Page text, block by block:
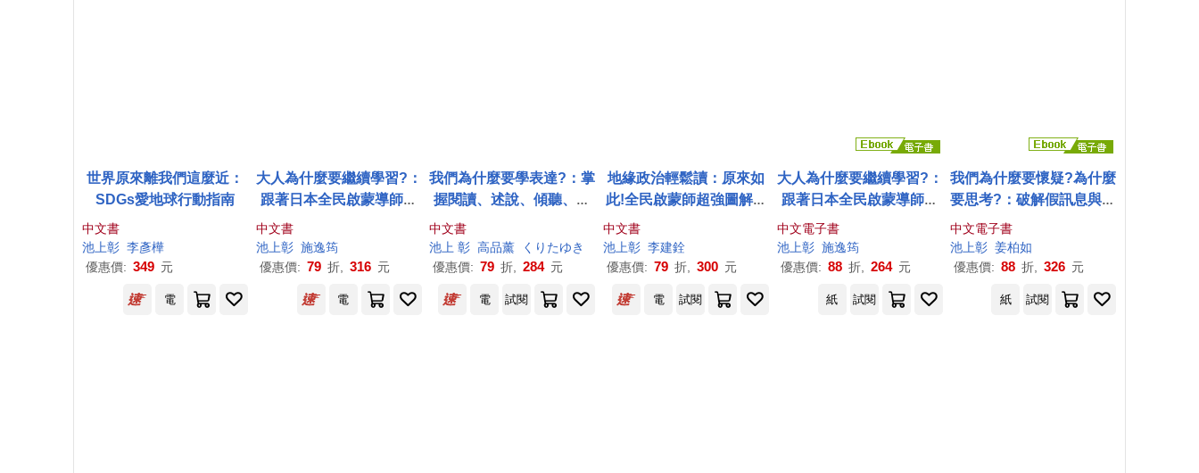
世界原來離我們這麼近：
SDGs愛地球行動指南
中文書
池上彰 李彥樺
優惠價: 349 元
大人為什麼要繼續學習?：
跟著日本全民啟蒙導師池
上 彰， 一起探索「如何為
自己的生命尋找答案」
中文書
池上彰 施逸筠
優惠價: 79 折, 316 元
我們為什麼要學表達?：掌
握閱讀、述說、傾聽、寫
作四大能力，讓你有自
信、受歡迎、打動人心、
更有競爭力(《我們為什麼
作者池上彰最新作)
中文書
池上 彰 高品薰
くりたゆき
優惠價: 79 折, 284 元
地緣政治輕鬆讀：原來如
此!全民啟蒙師超強圖解，
60張秒懂全世界!
中文書
池上彰 李建銓
優惠價: 79 折, 300 元
大人為什麼要繼續學習?：
跟著日本全民啟蒙導師池
上彰，一起探索「如何為
自己的生命尋找答案」 (電
子書)
中文電子書
池上彰 施逸筠
優惠價: 88 折, 264 元
我們為什麼要懷疑?為什麼
要思考?：破解假訊息與網
路陷阱，AI世代必備的媒
體識讀力 (電子書)
中文電子書
池上彰 姜柏如
優惠價: 88 折, 326 元
電 電 電 試閱 電 試閱 紙 試閱 紙 試閱